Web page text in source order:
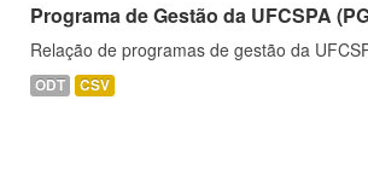
Programa de Gestão da UFCSPA
Relação de programas de gestão da
ODT CSV